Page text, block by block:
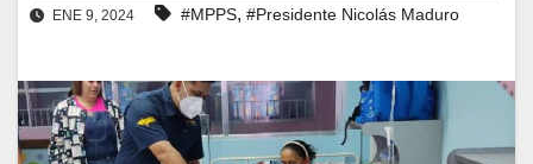
ENE 9, 2024 #MPPS, #Presidente Nicolás Maduro